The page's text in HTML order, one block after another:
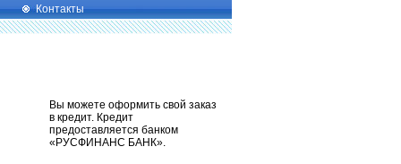
Контакты
Вы можете оформить свой заказ
в кредит. Кредит
предоставляется банком
«РУСФИНАНС БАНК».